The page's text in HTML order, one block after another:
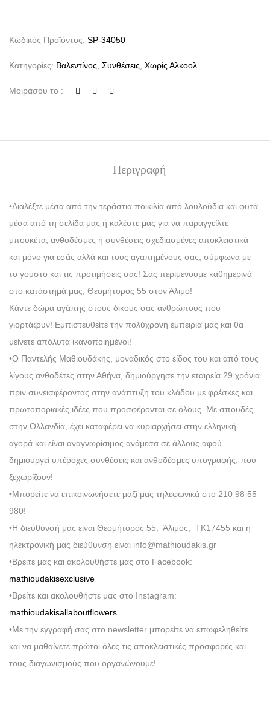
Κωδικός Προϊόντος: SP-34050
Κατηγορίες: Βαλεντίνος, Συνθέσεις, Χωρίς Αλκοολ
Μοιράσου το :
Περιγραφή
•Διαλέξτε μέσα από την τεράστια ποικιλία από λουλούδια και φυτά
μέσα από τη σελίδα μας ή καλέστε μας για να παραγγείλτε
μπουκέτα, ανθοδέσμες ή συνθέσεις σχεδιασμένες αποκλειστικά
και μόνο για εσάς αλλά και τους αγαπημένους σας, σύμφωνα με
το γούστο και τις προτιμήσεις σας! Σας περιμένουμε καθημερινά
στο κατάστημά μας, Θεομήτορος 55 στον Άλιμο!
Κάντε δώρα αγάπης στους δικούς σας ανθρώπους που
γιορτάζουν! Εμπιστευθείτε την πολύχρονη εμπειρία μας και θα
μείνετε απόλυτα ικανοποιημένοι!
•Ο Παντελής Μαθιουδάκης, μοναδικός στο είδος του και από τους
λίγους ανθοδέτες στην Αθήνα, δημιούργησε την εταιρεία 29 χρόνια
πριν συνεισφέροντας στην ανάπτυξη του κλάδου με φρέσκες και
πρωτοποριακές ιδέες που προσφέρονται σε όλους. Με σπουδές
στην Ολλανδία, έχει καταφέρει να κυριαρχήσει στην ελληνική
αγορά και είναι αναγνωρίσιμος ανάμεσα σε άλλους αφού
δημιουργεί υπέροχες συνθέσεις και ανθοδέσμες υπογραφής, που
ξεχωρίζουν!
•Μπορείτε να επικοινωνήσετε μαζί μας τηλεφωνικά στο 210 98 55
980!
•Η διεύθυνσή μας είναι Θεομήτορος 55, Άλιμος, ΤΚ17455 και η
ηλεκτρονική μας διεύθυνση είναι info@mathioudakis.gr
•Βρείτε μας και ακολουθήστε μας στο Facebook:
mathioudakisexclusive
•Βρείτε και ακολουθήστε μας στο Instagram:
mathioudakisallaboutflowers
•Με την εγγραφή σας στο newsletter μπορείτε να επωφεληθείτε
και να μαθαίνετε πρώτοι όλες τις αποκλειστικές προσφορές και
τους διαγωνισμούς που οργανώνουμε!